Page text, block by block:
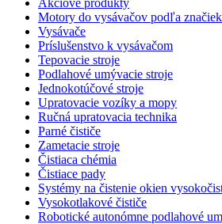
Motory do vysávačov podľa
Vysávače
Príslušenstvo k vysávačom
Tepovacie stroje
Podlahové umývacie stroje
Jednokotúčové stroje
Upratovacie vozíky a mopy
Ručná upratovacia technika
Parné čističe
Zametacie stroje
Čistiaca chémia
Čistiace pady
Systémy na čistenie okien
Vysokotlakové čističe
Robotické autonómne podlahové